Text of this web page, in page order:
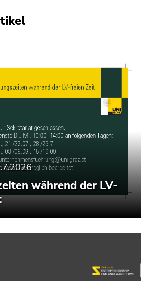
während der LV-